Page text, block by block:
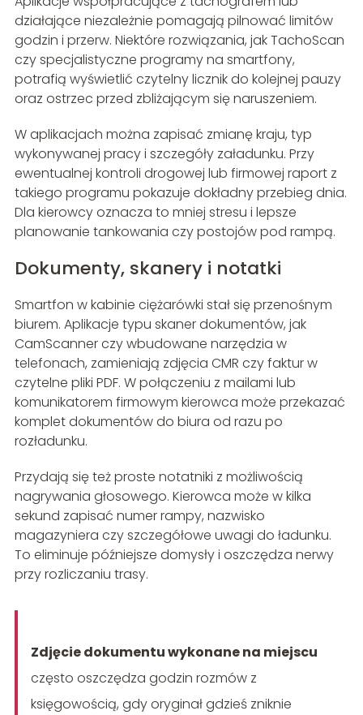
działające niezależnie pomagają pilnować limitów
godzin i przerw. Niektóre rozwiązania, jak TachoScan
czy specjalistyczne programy na smartfony,
potrafią wyświetlić czytelny licznik do kolejnej pauzy
oraz ostrzec przed zbliżającym się naruszeniem.
W aplikacjach można zapisać zmianę kraju, typ
wykonywanej pracy i szczegóły załadunku. Przy
ewentualnej kontroli drogowej lub firmowej raport z
takiego programu pokazuje dokładny przebieg dnia.
Dla kierowcy oznacza to mniej stresu i lepsze
planowanie tankowania czy postojów pod rampą.
Dokumenty, skanery i notatki
Smartfon w kabinie ciężarówki stał się przenośnym
biurem. Aplikacje typu skaner dokumentów, jak
CamScanner czy wbudowane narzędzia w
telefonach, zamieniają zdjęcia CMR czy faktur w
czytelne pliki PDF. W połączeniu z mailami lub
komunikatorem firmowym kierowca może przekazać
komplet dokumentów do biura od razu po
rozładunku.
Przydają się też proste notatniki z możliwością
nagrywania głosowego. Kierowca może w kilka
sekund zapisać numer rampy, nazwisko
magazyniera czy szczegółowe uwagi do ładunku.
To eliminuje późniejsze domysły i oszczędza nerwy
przy rozliczaniu trasy.
Zdjęcie dokumentu wykonane na miejscu
często oszczędza godzin rozmów z
księgowością, gdy oryginał gdzieś zniknie